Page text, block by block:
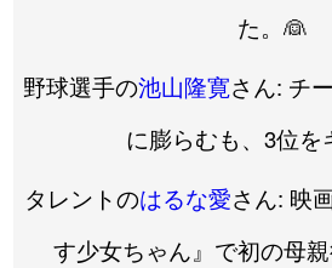
た。👰
野球選手の池山隆寛さん: チ
に膨らむも、3位を
タレントのはるな愛さん: 映
す少女ちゃん』で初の母